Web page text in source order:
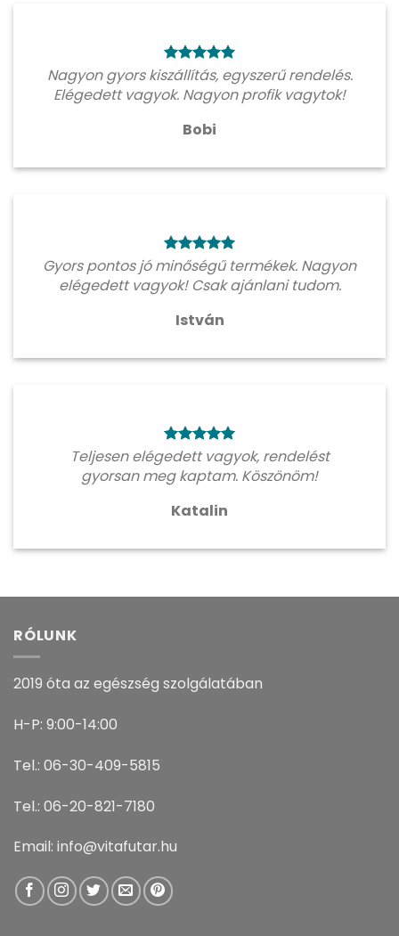
Nagyon gyors kiszállítás, egyszerű rendelés.
Elégedett vagyok. Nagyon profik vagytok!
Bobi
Gyors pontos jó minőségű termékek. Nagyon
elégedett vagyok! Csak ajánlani tudom.
István
Teljesen elégedett vagyok, rendelést
gyorsan meg kaptam. Köszönöm!
Katalin
RÓLUNK
2019 óta az egészség szolgálatában
H-P: 9:00-14:00
Tel.: 06-30-409-5815
Tel.: 06-20-821-7180
Email: info@vitafutar.hu